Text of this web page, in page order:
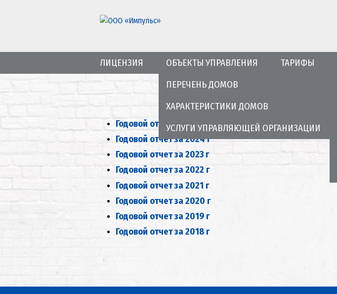
ЛИЦЕНЗИЯ
ОБЪЕКТЫ УПРАВЛЕНИЯ
ПЕРЕЧЕНЬ ДОМОВ
ХАРАКТЕРИСТИКИ ДОМОВ
УСЛУГИ УПРАВЛЯЮЩЕЙ ОРГАНИЗАЦИИ
ТАРИФЫ
Годовой отчет за 2025 г
Годовой отчет за 2024 г
Годовой отчет за 2023 г
Годовой отчет за 2022 г
Годовой отчет за 2021 г
Годовой отчет за 2020 г
Годовой отчет за 2019 г
Годовой отчет за 2018 г